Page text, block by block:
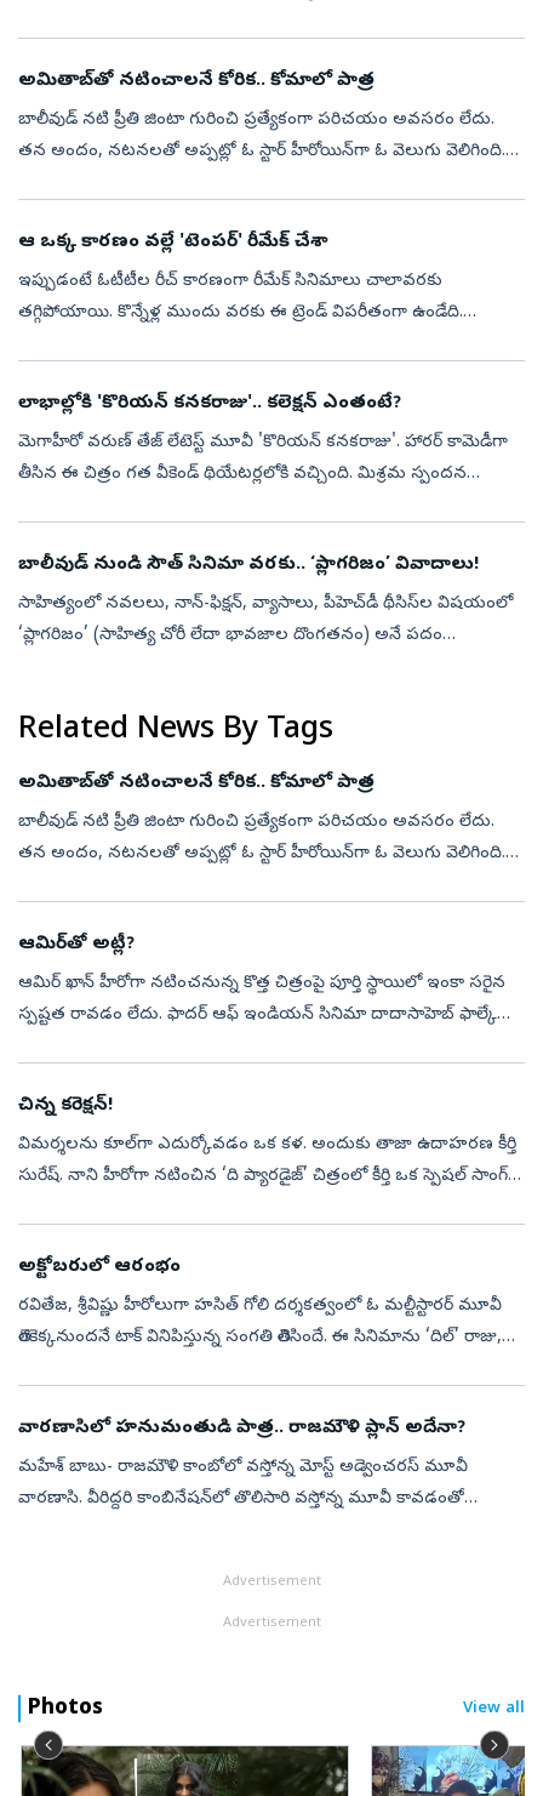
అమితాబ్‌తో నటించాలనే కోరిక.. కోమాలో పాత్ర
బాలీవుడ్‌ నటి ప్రీతి జింటా గురించి ప్రత్యేకంగా పరిచయం అవసరం లేదు.
తన అందం, నటనలతో అప్పట్లో ఓ స్టార్‌ హీరోయిన్‌గా ఓ వెలుగు వెలిగింది.
ఆ ఒక్క కారణం వల్లే 'టెంపర్' రీమేక్ చేశా
ఇప్పుడంటే ఓటీటీల రీచ్ కారణంగా రీమేక్ సినిమాలు చాలావరకు
తగ్గిపోయాయి. కొన్నేళ్ల ముందు వరకు ఈ ట్రెండ్ విపరీతంగా ఉండేది.
లాభాల్లోకి 'కొరియన్ కనకరాజు'.. కలెక్షన్ ఎంతంటే?
మెగాహీరో వరుణ్ తేజ్ లేటెస్ట్ మూవీ 'కొరియన్ కనకరాజు'. హారర్ కామెడీగా
తీసిన ఈ చిత్రం గత వీకెండ్ థియేటర్లలోకి వచ్చింది. మిశ్రమ స్పందన
బాలీవుడ్ నుండి సౌత్ సినిమా వరకు.. ‘ప్లాగరిజం’ వివాదాలు!
సాహిత్యంలో నవలలు, నాన్-ఫిక్షన్, వ్యాసాలు, పీహెచ్‌డీ థీసిస్‌ల విషయంలో
‘ప్లాగరిజం’ (సాహిత్య చోరీ లేదా భావజాల దొంగతనం) అనే పదం
Related News By Tags
అమితాబ్‌తో నటించాలనే కోరిక.. కోమాలో పాత్ర
బాలీవుడ్‌ నటి ప్రీతి జింటా గురించి ప్రత్యేకంగా పరిచయం అవసరం లేదు.
తన అందం, నటనలతో అప్పట్లో ఓ స్టార్‌ హీరోయిన్‌గా ఓ వెలుగు వెలిగింది.
ఆమిర్‌తో అట్లీ?
ఆమిర్‌ ఖాన్‌ హీరోగా నటించనున్న కొత్త చిత్రంపై పూర్తి స్థాయిలో ఇంకా సరైన
స్పష్టత రావడం లేదు. ఫాదర్‌ ఆఫ్‌ ఇండియన్‌ సినిమా దాదాసాహెబ్‌ ఫాల్కే
చిన్న కరెక్షన్‌!
విమర్శలను కూల్‌గా ఎదుర్కోవడం ఒక కళ. అందుకు తాజా ఉదాహరణ కీర్తి
సురేష్‌. నాని హీరోగా నటించిన ‘ది ప్యారడైజ్‌’ చిత్రంలో కీర్తి ఒక స్పెషల్‌ సాంగ్‌కి
అక్టోబరులో ఆరంభం
రవితేజ, శ్రీవిష్ణు హీరోలుగా హసిత్‌ గోలి దర్శకత్వంలో ఓ మల్టీస్టారర్‌ మూవీ
తెరకెక్కనుందనే టాక్‌ వినిపిస్తున్న సంగతి తెలిసిందే. ఈ సినిమాను ‘దిల్‌’ రాజు,
వారణాసిలో హనుమంతుడి పాత్ర.. రాజమౌళి ప్లాన్ అదేనా?
మహేశ్ బాబు- రాజమౌళి కాంబోలో వస్తోన్న మోస్ట్ అడ్వెంచరస్ మూవీ
వారణాసి. వీరిద్దరి కాంబినేషన్‌లో తొలిసారి వస్తోన్న మూవీ కావడంతో
Advertisement
Advertisement
Photos View all